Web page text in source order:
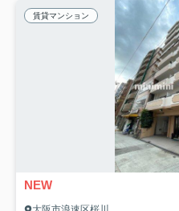
賃貸マンション
NEW